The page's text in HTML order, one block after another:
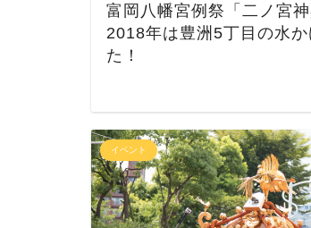
富岡八幡宮例祭「二ノ宮神
2018年は豊洲5丁目の水か
た！
イベント